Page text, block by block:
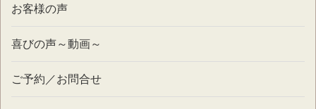
お客様の声
喜びの声～動画～
ご予約／お問合せ